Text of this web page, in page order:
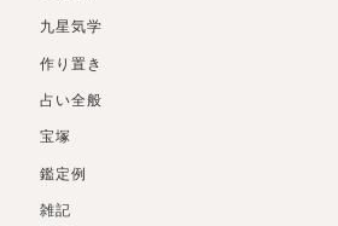
九星気学
作り置き
占い全般
宝塚
鑑定例
雑記